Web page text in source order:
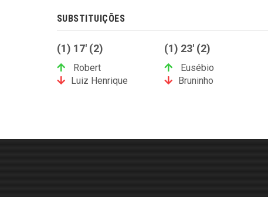
SUBSTITUIÇÕES
(1) 17' (2)
Robert
Luiz Henrique
(1) 23' (2)
Eusébio
Bruninho